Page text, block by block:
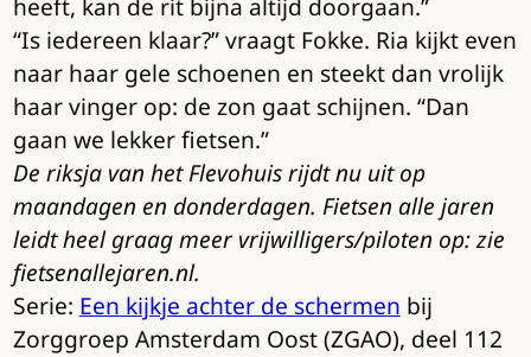
heeft, kan de rit bijna altijd doorgaan.”
“Is iedereen klaar?” vraagt Fokke. Ria kijkt even
naar haar gele schoenen en steekt dan vrolijk
haar vinger op: de zon gaat schijnen. “Dan
gaan we lekker fietsen.”
De riksja van het Flevohuis rijdt nu uit op
maandagen en donderdagen. Fietsen alle jaren
leidt heel graag meer vrijwilligers/piloten op: zie
fietsenallejaren.nl.
Serie: Een kijkje achter de schermen bij
Zorggroep Amsterdam Oost (ZGAO), deel 112